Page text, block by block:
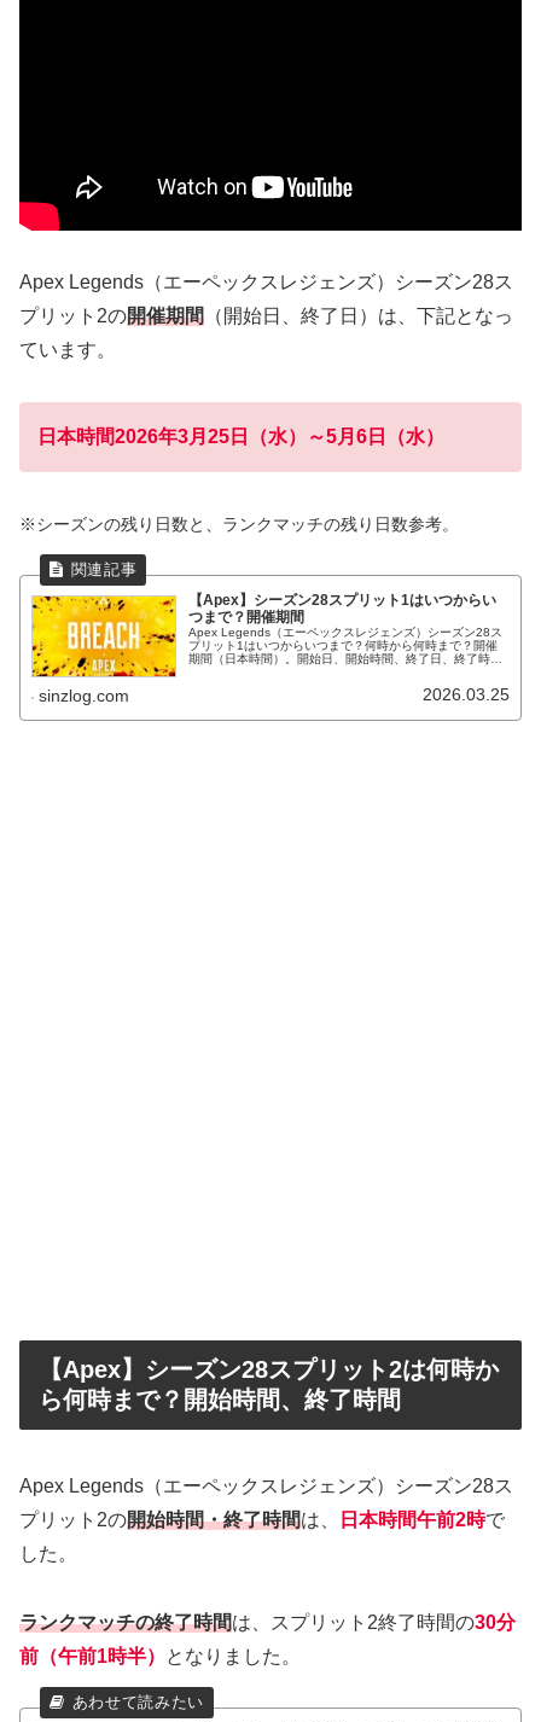
Apex Legends（エーペックスレジェンズ）シーズン28ス
プリット2の開催期間 （開始日、終了日）は、下記となっ
ています。
日本時間2026年3月25日（水）～5月6日（水）
※シーズンの残り日数と、ランクマッチの残り日数参考。
【Apex】シーズン28スプリット1はいつからい
つまで？開催期間
Apex Legends（エーペックスレジェンズ）シーズン28ス
プリット1はいつからいつまで？何時から何時まで？開催
期間（日本時間）。開始日、開始時間、終了日、終了時
sinzlog.com 2026.03.25
【Apex】シーズン28スプリット2は何時か
ら何時まで？開始時間、終了時間
Apex Legends（エーペックスレジェンズ）シーズン28ス
プリット2の開始時間・終了時間は、 日本時間午前2時で
した。
ランクマッチの終了時間は、スプリット2終了時間の30分
前（午前1時半）
となりました。